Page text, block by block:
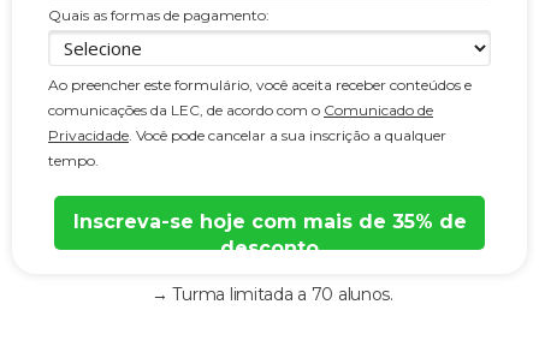
Quais as formas de pagamento:
Ao preencher este formulário, você aceita receber conteúdos e
comunicações da LEC, de acordo com o Comunicado de
Privacidade . Você pode cancelar a sua inscrição a qualquer
tempo.
Inscreva-se hoje com mais de 35% de
desconto
→ Turma limitada a 70 alunos.